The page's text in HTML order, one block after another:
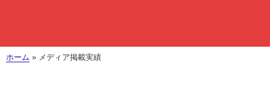
ホーム » メディア掲載実績